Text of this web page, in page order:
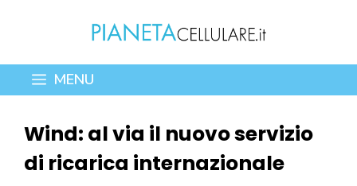
contenuto
MENU
Wind: al via il nuovo servizio
di ricarica internazionale